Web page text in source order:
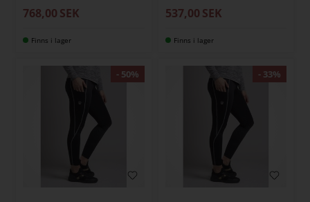
768,00 SEK
Finns i lager
537,00 SEK
Finns i lager